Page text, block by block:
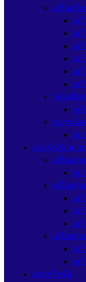
เครื่องบั
เค
เค
เค
เค
เค
เค
กล้องติด
กล้
อุปกรณ์เ
อุป
อุปกรณ์รักษาค
เครื่องส
อุป
เครื่องส
เค
เค
เค
เครื่องส
เค
เค
แฟรชไดร์ฟ